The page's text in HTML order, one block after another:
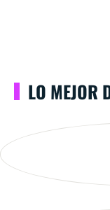
LO MEJOR